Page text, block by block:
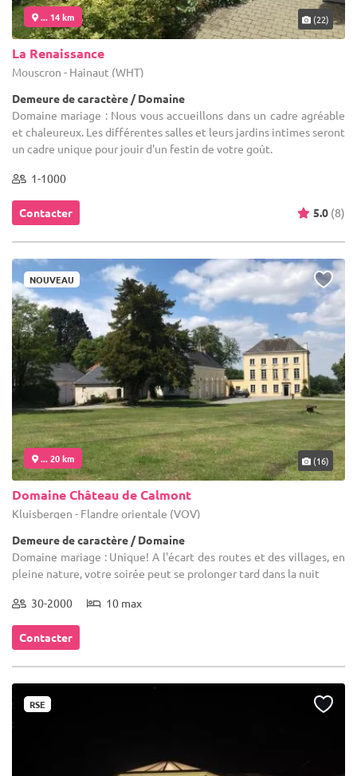
... 14 km (22)
La Renaissance
Mouscron - Hainaut (WHT)
Demeure de caractère / Domaine
Domaine mariage : Nous vous accueillons dans un cadre agréable
et chaleureux. Les différentes salles et leurs jardins intimes seront
un cadre unique pour jouir d'un festin de votre goût.
1-1000
Contacter 5.0 (8)
NOUVEAU
... 20 km (16)
Domaine Château de Calmont
Kluisbergen - Flandre orientale (VOV)
Demeure de caractère / Domaine
Domaine mariage : Unique! A l'écart des routes et des villages, en
pleine nature, votre soirée peut se prolonger tard dans la nuit
30-2000 10 max
Contacter
RSE